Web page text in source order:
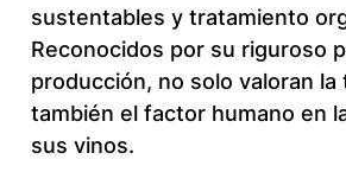
sustentables y tratamiento
Reconocidos por su riguroso
producción, no solo valoran la
también el factor humano en
sus vinos.